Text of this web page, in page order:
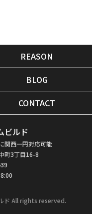
REASON
BLOG
CONTACT
ビルド
関西一円対応可能
町3丁目16-8
ド All rights reserved.